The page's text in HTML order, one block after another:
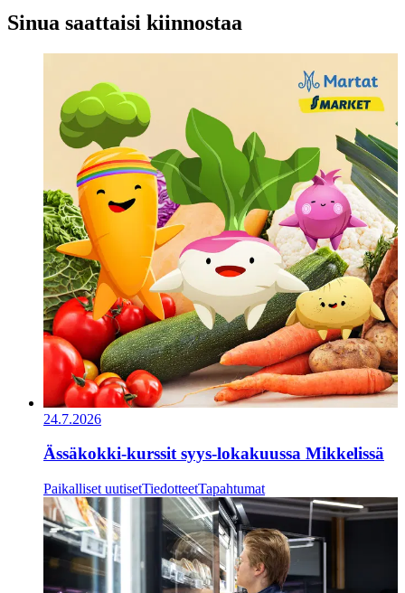
Sinua saattaisi kiinnostaa
24.7.2026
Ässäkokki-kurssit syys-lokakuussa Mikkelissä
Paikalliset uutisetTiedotteetTapahtumat